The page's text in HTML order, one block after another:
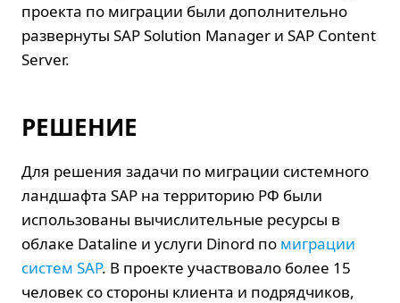
проекта по миграции были дополнительно
развернуты SAP Solution Manager и SAP Content
Server.
РЕШЕНИЕ
Для решения задачи по миграции системного
ландшафта SAP на территорию РФ были
использованы вычислительные ресурсы в
облаке Dataline и услуги Dinord по миграции
систем SAP. В проекте участвовало более 15
человек со стороны клиента и подрядчиков,